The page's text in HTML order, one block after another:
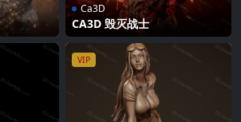
Ca3D
CA3D 毁灭战士
VIP